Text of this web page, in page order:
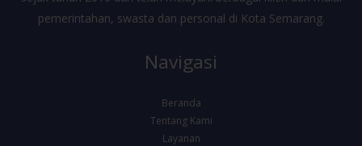
pemerintahan, swasta dan personal di Kota Semarang.
Navigasi
Beranda
Tentang Kami
Layanan